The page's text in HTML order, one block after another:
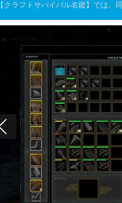
【クラフトサバイバル名鑑】では、